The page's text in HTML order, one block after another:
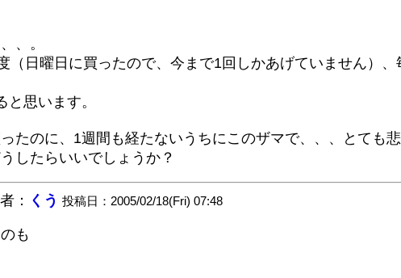
、。
日曜日に買ったので、今まで1回しかあげていません）、
思います。
たのに、1週間も経たないうちにこのザマで、、、とても悲
したらいいでしょうか？
： くう 投稿日：2005/02/18(Fri) 07:48
も